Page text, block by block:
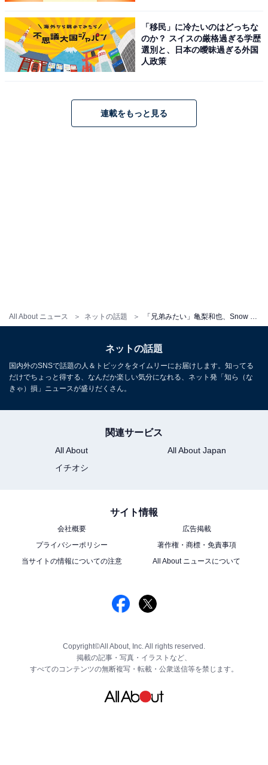
All About ニュース ネットの話題
「移民」に冷たいのはどっちな
のか？ スイスの厳格過ぎる学歴
選別と、日本の曖昧過ぎる外国
人政策
連載をもっと見る
ネットの話題
国内外のSNSで話題の人＆トピックをタイムリーにお届けします。知ってる
だけでちょっと得する、なんだか楽しい気分になれる、ネット発「知ら（な
きゃ）損」ニュースが盛りだくさん。
関連サービス
All About
All About Japan
イチオシ
サイト情報
会社概要
広告掲載
プライバシーポリシー
著作権・商標・免責事項
当サイトの情報についての注意
All About ニュースについて
Copyright©All About, Inc. All rights reserved.
掲載の記事・写真・イラストなど、
すべてのコンテンツの無断複写・転載・公衆送信等を禁じます。